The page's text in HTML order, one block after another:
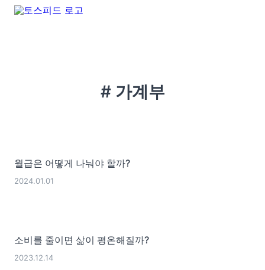
# 가계부
월급은 어떻게 나눠야 할까?
2024.01.01
소비를 줄이면 삶이 평온해질까?
2023.12.14